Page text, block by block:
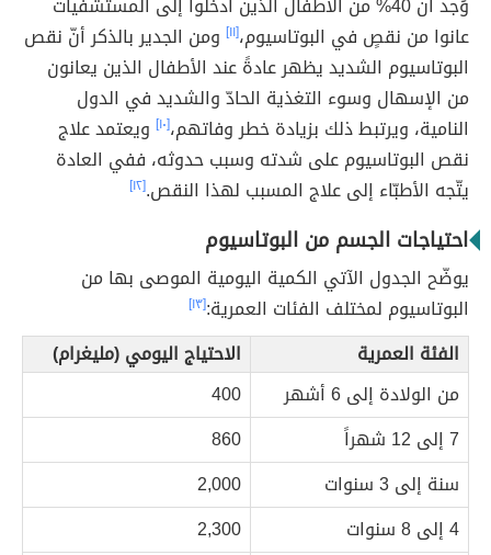
عانوا من نقصٍ في البوتاسيوم،[١١]
ومن الجدير بالذكر أنّ نقص
البوتاسيوم الشديد يظهر عادةً عند الأطفال الذين يعانون
من الإسهال وسوء التغذية الحادّ والشديد في الدول
النامية، ويرتبط ذلك بزيادة خطر وفاتهم،[١٠]
ويعتمد علاج
نقص البوتاسيوم على شدته وسبب حدوثه، ففي العادة
يتّجه الأطبّاء إلى علاج المسبب لهذا النقص.[١٢]
احتياجات الجسم من البوتاسيوم
يوضّح الجدول الآتي الكمية اليومية الموصى بها من
البوتاسيوم لمختلف الفئات العمرية:[١٣]
الفئة العمرية
الاحتياج اليومي (مليغرام)
من الولادة إلى 6 أشهر
400
7 إلى 12 شهراً
860
سنة إلى 3 سنوات
2,000
4 إلى 8 سنوات
2,300